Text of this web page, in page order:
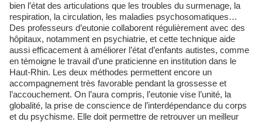
bien l’état des articulations que les troubles du surmenage, la
respiration, la circulation, les maladies psychosomatiques…
Des professeurs d’eutonie collaborent régulièrement avec des
hôpitaux, notamment en psychiatrie, et cette technique aide
aussi efficacement à améliorer l’état d’enfants autistes, comme
en témoigne le travail d’une praticienne en institution dans le
Haut-Rhin. Les deux méthodes permettent encore un
accompagnement très favorable pendant la grossesse et
l’accouchement. On l’aura compris, l’eutonie vise l’unité, la
globalité, la prise de conscience de l’interdépendance du corps
et du psychisme. Elle doit permettre de retrouver un meilleur